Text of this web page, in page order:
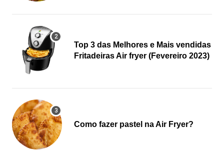
Top 3 das Melhores e Mais vendidas
Fritadeiras Air fryer (Fevereiro 2023)
Como fazer pastel na Air Fryer?